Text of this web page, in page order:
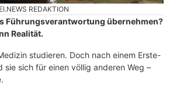
REDAKTION
Führungsverantwortung übernehmen?
Realität.
studieren. Doch nach einem Erste-
sie sich für einen völlig anderen Weg –